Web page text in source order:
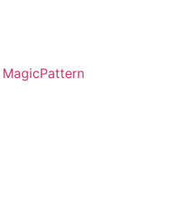
MagicPattern